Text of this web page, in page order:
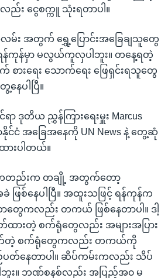
း ငွေစက္ကူ သုံးရတာပါ။
အတွက် ရွှေ့ပြောင်းအခြေချသူတွေ
န်မှာ မလွယ်ကူလှပါဘူး။ တနေ့ရတဲ့
ားရေး သောက်ရေး ဖြေရှင်းရသူတွေ
ေပါပြီ။
ရာ ဒုတိယ ညွှန်ကြားရေးမှူး Marcus
နိုင်ငံ အခြေအနေကို UN News နဲ့ တွေ့ဆုံ
ထားပါတယ်။
ကတည်းက တချို့ အတွက်တော့
ြစ်နေပါပြီ။ အထူးသဖြင့် ရန်ကုန်က
ာတွေကလည်း တကယ် ဖြစ်နေတာပါ။ ဒါ့
ားတဲ့ စက်ရုံတွေလည်း အများအပြား
တ်တဲ့ စက်ရုံတွေကလည်း တကယ်ကို
တ်နေတာပါ။ ဆိပ်ကမ်းကလည်း သိပ်
ဘူး။ ဘဏ်စနစ်လည်း အပြည့်အ၀ မ